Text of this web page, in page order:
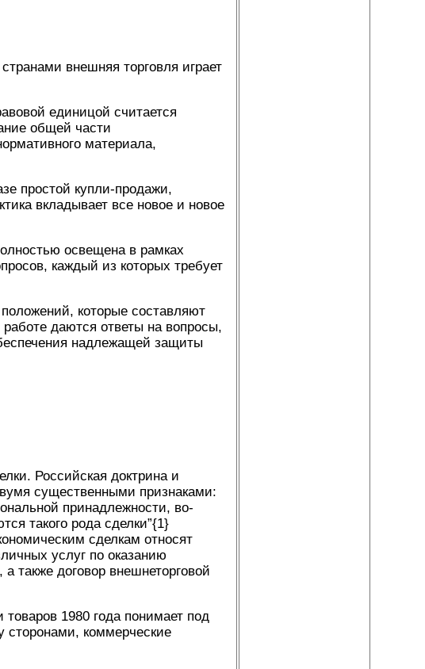
внешняя торговля играет
единицой считается
общей части
материала,
простой купли-продажи,
вкладывает все новое и новое
освещена в рамках
каждый из которых требует
которые составляют
даются ответы на вопросы,
надлежащей защиты
Российская доктрина и
существенными признаками:
принадлежности, во-
такого рода сделки”{1}
сделкам относят
услуг по оказанию
также договор внешнеторговой
1980 года понимает под
сторонами, коммерческие